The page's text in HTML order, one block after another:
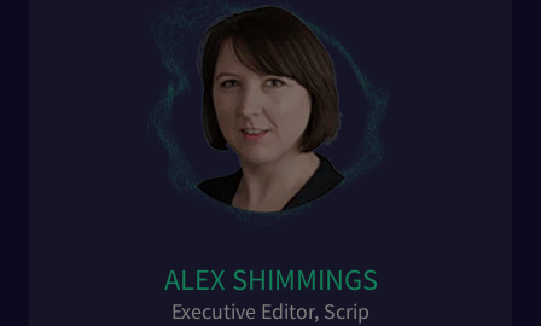
ALEX SHIMMINGS
Executive Editor, Scrip